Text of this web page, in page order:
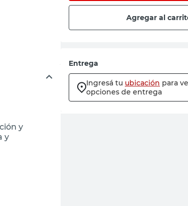
y
y
Agregar al
Entrega
Ingresá tu ubicación para
opciones de entrega